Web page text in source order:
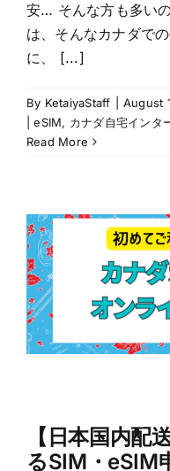
安… そんな方も多い
は、そんなカナダで
に、 [...]
By KetaiyaStaff August
| eSIM, カナダ自宅インタ
Read More
【日本国内配
るSIM・eSIM